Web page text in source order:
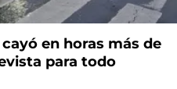
en horas más de
para todo